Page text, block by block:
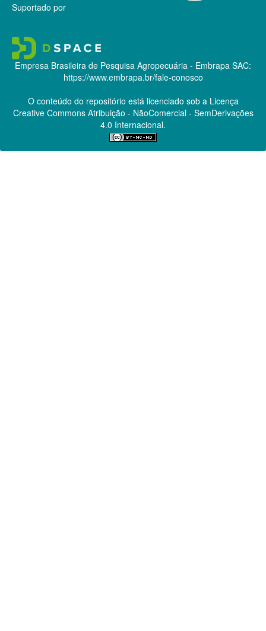
Suportado por
Empresa Brasileira de Pesquisa Agropecuária - Embrapa SAC:
https://www.embrapa.br/fale-conosco
O conteúdo do repositório está licenciado sob a Licença
Creative CommonsAtribuição - NãoComercial - SemDerivações
4.0 Internacional.